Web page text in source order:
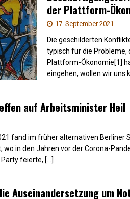
der Plattform-
17. September 2021
Die geschilderten
typisch für die Probleme,
Plattform-Ökonomie[1]
eingehen, wollen wir uns
auf Arbeitsminister Heil
fand im früher alternativen Berliner
wo in den Jahren vor der Corona-
feierte, […]
Auseinandersetzung um